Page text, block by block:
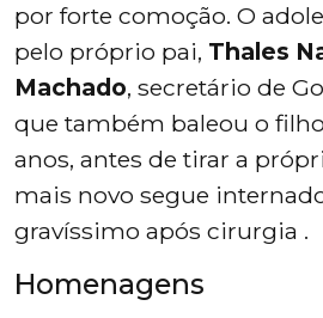
por forte comoção. O
pelo próprio pai, Thales
Machado, secretário de
que também baleou o
anos, antes de tirar a
mais novo segue
gravíssimo após cirurgia .
Homenagens